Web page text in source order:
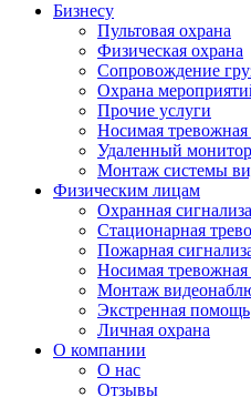
Бизнесу
Пультовая охрана
Физическая охрана
Сопровождение
Охрана
Прочие услуги
Носимая тревожная
Удаленный
Монтаж системы
Физическим лицам
Охранная
Стационарная
Пожарная
Носимая тревожная
Монтаж
Экстренная помощь
Личная охрана
О компании
О нас
Отзывы